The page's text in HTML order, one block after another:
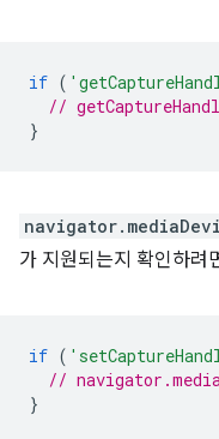
if (
//
}
가 지원되는지 확인하려
if (
//
}